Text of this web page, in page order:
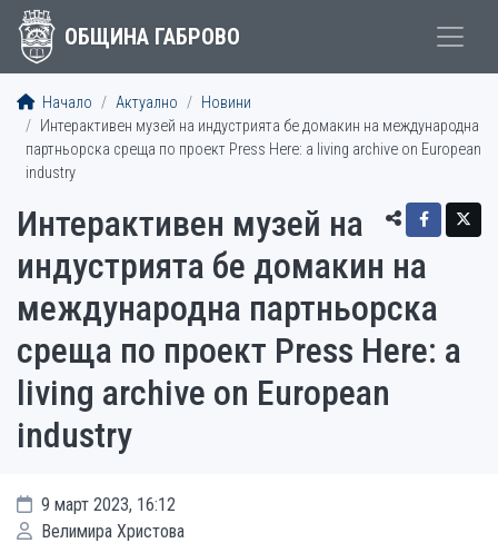
ОБЩИНА ГАБРОВО
Начало Актуално
Новини
Интерактивен музей на индустрията бе домакин на международна
партньорска среща по проект Press Here: a living archive on European
industry
Интерактивен музей на
индустрията бе домакин на
международна партньорска
среща по проект Press Here: a
living archive on European
industry
9 март 2023, 16:12
Велимира Христова